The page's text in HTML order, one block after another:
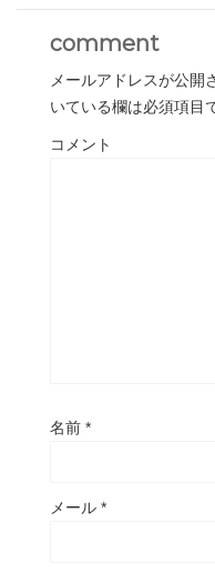
comment
メールアドレスが公開
いている欄は必須項目
コメント
名前 *
メール *